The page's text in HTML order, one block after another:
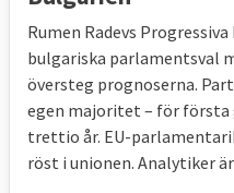
Rumen Radevs
bulgariska parlamentsval
översteg prognoserna.
egen majoritet – för
trettio år. EU-
röst i unionen. Analytiker